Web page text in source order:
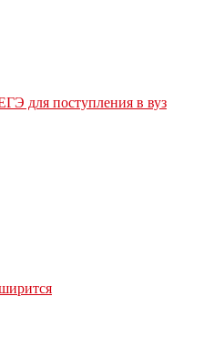
для поступления в вуз